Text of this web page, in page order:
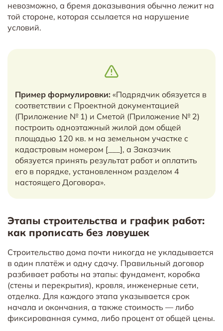
невозможно, а бремя доказывания обычно лежит на
той стороне, которая ссылается на нарушение
условий.
Пример формулировки: «Подрядчик обязуется в
соответствии с Проектной документацией
(Приложение № 1) и Сметой (Приложение № 2)
построить одноэтажный жилой дом общей
площадью 120 кв. м на земельном участке с
кадастровым номером [___], а Заказчик
обязуется принять результат работ и оплатить
его в порядке, установленном разделом 4
настоящего Договора».
Этапы строительства и график работ:
как прописать без ловушек
Строительство дома почти никогда не укладывается
в один платёж и одну сдачу. Правильный договор
разбивает работы на этапы: фундамент, коробка
(стены и перекрытия), кровля, инженерные сети,
отделка. Для каждого этапа указывается срок
начала и окончания, а также стоимость — либо
фиксированная сумма, либо процент от общей цены.